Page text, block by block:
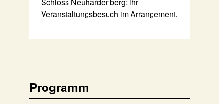
Schloss Neuhardenberg: Ihr
Veranstaltungsbesuch im Arrangement.
Programm